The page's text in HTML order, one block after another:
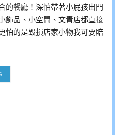
的餐廳！深怕帶著小屁孩出門
飾品、小空間、文青店都直接
怕的是毀損店家小物我可要賠